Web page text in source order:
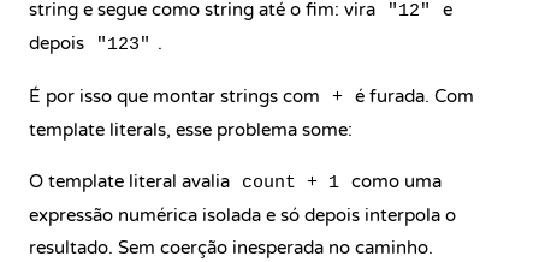
string e segue como string até o fim: vira
"12"
e
depois
"123" .
É por isso que montar strings com + é furada. Com
template literals, esse problema some:
O template literal avalia count + 1 como uma
expressão numérica isolada e só depois interpola o
resultado. Sem coerção inesperada no caminho.